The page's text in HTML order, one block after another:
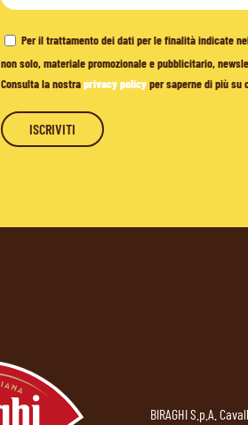
Per il trattamento dei dati per le finalità indicate
non solo, materiale promozionale e pubblicitario,
Consulta la nostraprivacy policyper saperne di più su
BIRAGHI S.p.A.